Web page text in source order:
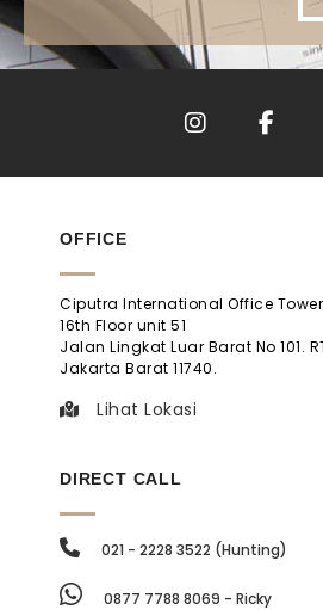
OFFICE
Ciputra International Office
16th Floor unit 51
Jalan Lingkat Luar Barat No 101.
Jakarta Barat 11740.
Lihat Lokasi
DIRECT CALL
021 - 2228 3522 (Hunting)
0877 7788 8069 - Ricky